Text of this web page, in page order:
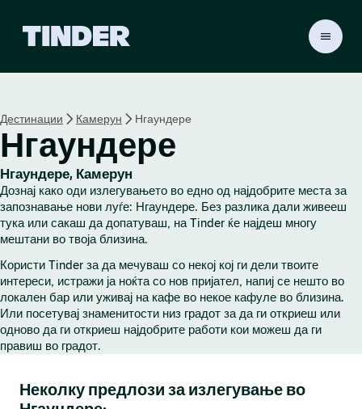
r
H
o
e
Дестинации Камерун Нгаундере
Нгаундере
Нгаундере, Камерун
Дознај како оди излегувањето во едно од најдобрите места за
запознавање нови луѓе: Нгаундере. Без разлика дали живееш
тука или сакаш да допатуваш, на Tinder ќе најдеш многу
мештани во твоја близина.
Користи Tinder за да мечуваш со некој кој ги дели твоите
интереси, истражи ја ноќта со нов пријател, напиј се нешто во
локален бар или уживај на кафе во некое кафуле во близина.
Или посетувај знаменитости низ градот за да ги откриеш или
одново да ги откриеш најдобрите работи кои можеш да ги
правиш во градот.
Неколку предлози за излегување во